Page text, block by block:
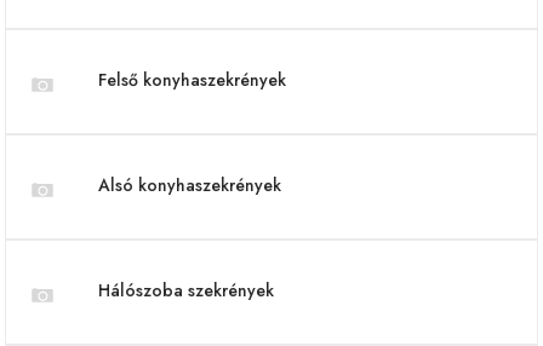
Felső konyhaszekrények
Alsó konyhaszekrények
Hálószoba szekrények